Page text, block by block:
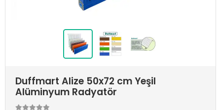
Duffmart Alize 50x72 cm Yeşil
Alüminyum Radyatör